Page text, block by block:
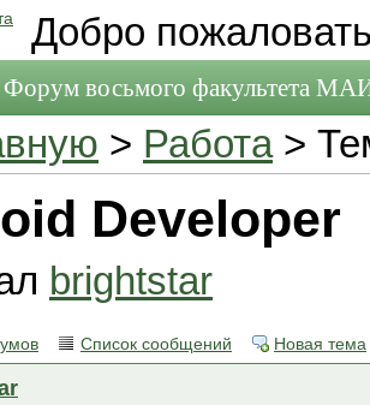
Добро
Форум восьмого факультета
> Работа>
Developer
brightstar
Список сообщений Новая тема